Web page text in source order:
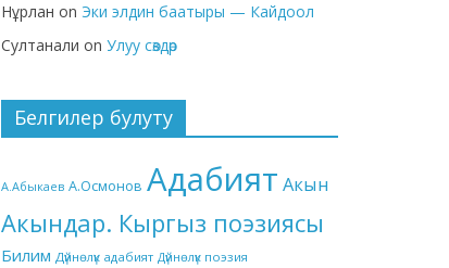
Нұрлан on Эки элдин баатыры — Кайдоол
Султанали on Улуу сөздөр
Белгилер булуту
А.Абыкаев А.Осмонов Адабият Акын
Акындар. Кыргыз поэзиясы
Билим Дүйнөлүк адабият Дүйнөлүк поэзия